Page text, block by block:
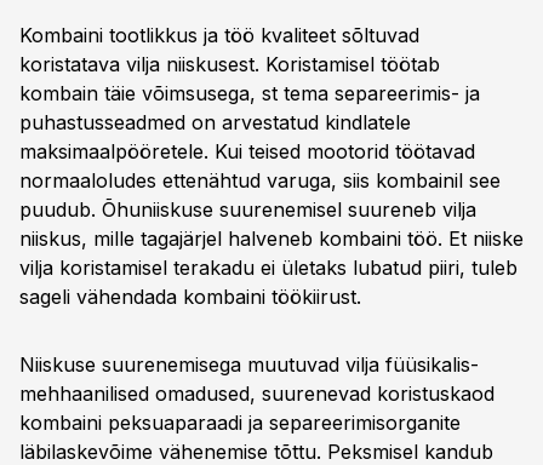
Kombaini tootlikkus ja töö kvaliteet sõltuvad
koristatava vilja niiskusest. Koristamisel töötab
kombain täie võimsusega, st tema separeerimis- ja
puhastusseadmed on arvestatud kindlatele
maksimaalpööretele. Kui teised mootorid töötavad
normaaloludes ettenähtud varuga, siis kombainil see
puudub. Õhuniiskuse suurenemisel suureneb vilja
niiskus, mille tagajärjel halveneb kombaini töö. Et niiske
vilja koristamisel terakadu ei ületaks lubatud piiri, tuleb
sageli vähendada kombaini töökiirust.
Niiskuse suurenemisega muutuvad vilja füüsikalis-
mehhaanilised omadused, suurenevad koristuskaod
kombaini peksuaparaadi ja separeerimisorganite
läbilaskevõime vähenemise tõttu. Peksmisel kandub